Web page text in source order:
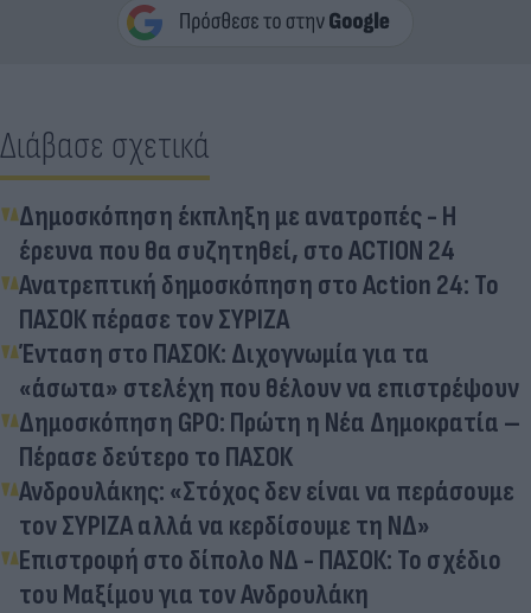
Διάβασε σχετικά
Δημοσκόπηση έκπληξη με ανατροπές - Η
έρευνα που θα συζητηθεί, στο ACTION 24
Ανατρεπτική δημοσκόπηση στο Action 24: Το
ΠΑΣΟΚ πέρασε τον ΣΥΡΙΖΑ
Ένταση στο ΠΑΣΟΚ: Διχογνωμία για τα
«άσωτα» στελέχη που θέλουν να επιστρέψουν
Δημοσκόπηση GPO: Πρώτη η Νέα Δημοκρατία –
Πέρασε δεύτερο το ΠΑΣΟΚ
Ανδρουλάκης: «Στόχος δεν είναι να περάσουμε
τον ΣΥΡΙΖΑ αλλά να κερδίσουμε τη ΝΔ»
Επιστροφή στο δίπολο ΝΔ - ΠΑΣΟΚ: Το σχέδιο
του Μαξίμου για τον Ανδρουλάκη